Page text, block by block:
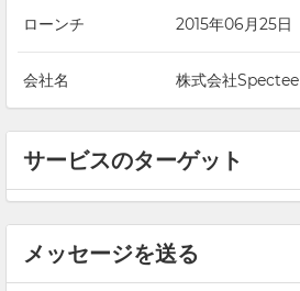
ローンチ 2015年06月25日
会社名 株式会社Spectee
サービスのターゲット
メッセージを送る